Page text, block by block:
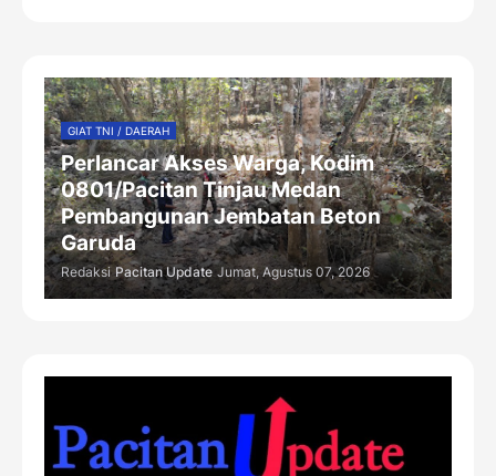
GIAT TNI / DAERAH
Perlancar Akses Warga, Kodim
0801/Pacitan Tinjau Medan
Pembangunan Jembatan Beton
Garuda
Redaksi Pacitan Update Jumat, Agustus 07, 2026